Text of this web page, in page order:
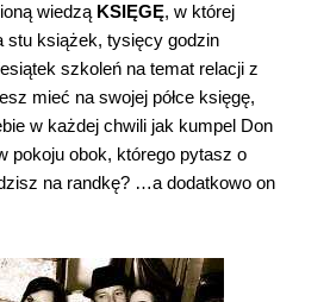
wiedzą KSIĘGĘ, w której
stu książek, tysięcy godzin
szkoleń na temat relacji z
mieć na swojej półce księgę,
w każdej chwili jak kumpel Don
pokoju obok, którego pytasz o
na randkę? …a dodatkowo on